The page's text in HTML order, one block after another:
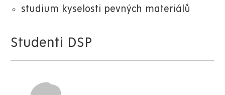
studium kyselosti pevných materiálů
Studenti DSP